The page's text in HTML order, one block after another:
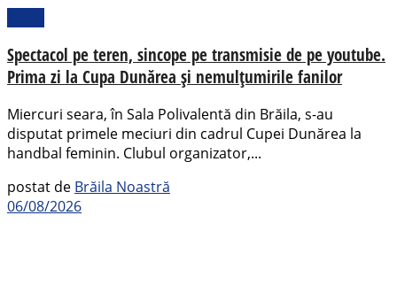
Spectacol pe teren, sincope pe transmisie de pe youtube.
Prima zi la Cupa Dunărea și nemulțumirile fanilor
Miercuri seara, în Sala Polivalentă din Brăila, s-au
disputat primele meciuri din cadrul Cupei Dunărea la
handbal feminin. Clubul organizator,...
postat de Brăila Noastră
06/08/2026